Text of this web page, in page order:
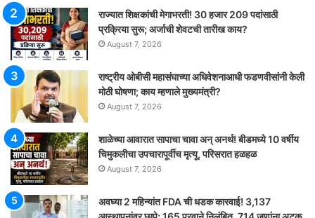
राज्यात शिक्षकांची मेगाभरती! 30 हजार 209 पदांसाठी
प्रक्रिया सुरू; अर्जाची शेवटची तारीख काय?
August 7, 2026
राष्ट्रीय ओबीसी महासंघाच्या अधिवेशनाआधी फडणवीसांनी केली
मोठी घोषणा; काय म्हणाले मुख्यमंत्री?
August 7, 2026
शाळेच्या आवारात सापाचा चावा अन् अनर्थ! बीडमध्ये 10 वर्षीय
चिमुकलीचा उपचारापूर्वीच मृत्यू, परिसरात हळहळ
August 7, 2026
अवघ्या 2 महिन्यांत FDA ची धडक कारवाई! 3,137